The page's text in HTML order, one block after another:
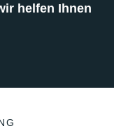
helfen Ihnen